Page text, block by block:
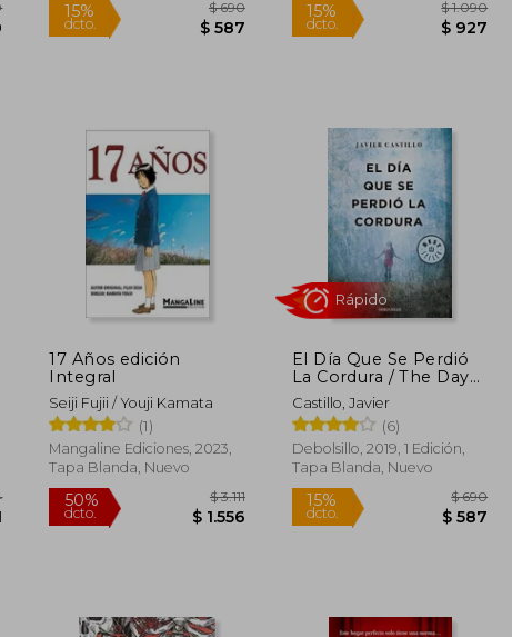
$ 740 dcto. $ 587 dcto.
17 Años edición
Integral
Seiji Fujii / Youji Kamata
(1)
Mangaline Ediciones, 2023,
Tapa Blanda, Nuevo
El Día Que Se Perdió
La Cordura / The Day
Sanity Was Lost
Castillo, Javier
(6)
Debolsillo, 2019, 1 Edición,
Tapa Blanda, Nuevo